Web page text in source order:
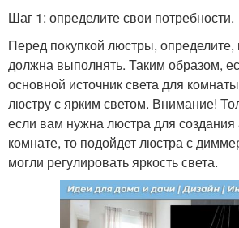
Шаг 1: определите свои потребности.
Перед покупкой люстры,
должна выполнять. Таким образом,
основной источник света для
люстру с ярким светом. Внимание!
если вам нужна люстра для
комнате, то подойдет люстра с
могли регулировать яркость света.